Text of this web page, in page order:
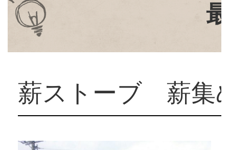
薪ストーブ 薪集